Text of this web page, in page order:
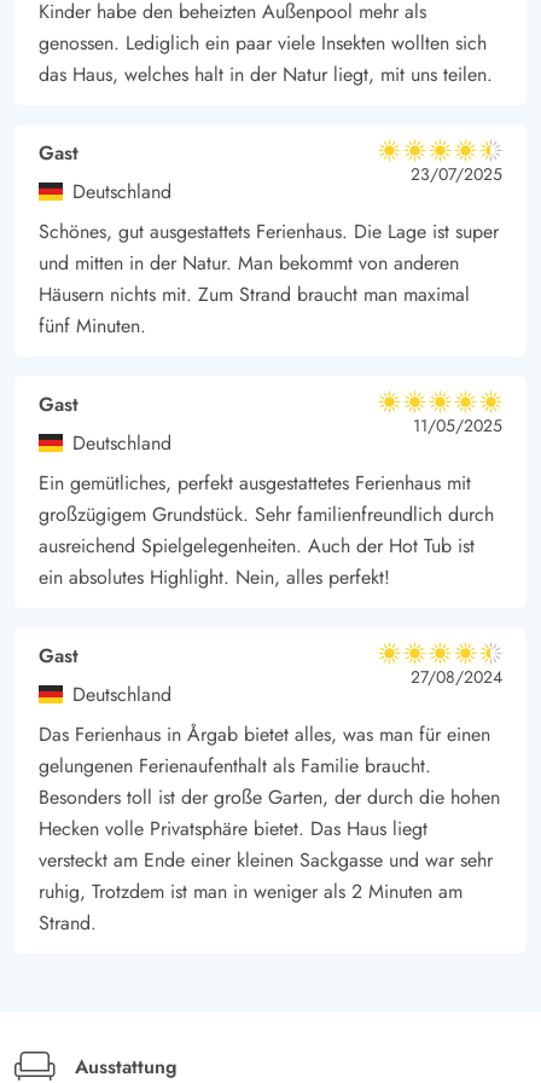
Das Ferienhausgebiet in Årgab liegt auf Holmsland Klit, einer
schmalen Landzunge zwischen der Nordsee und dem
und lebendigem Hafenstädtchen, sind es nur wenige Minuten.
Sei es mit dem Auto, dem Fahrrad oder auch entlang der
Wasserkante zu Fuss.
Euer Ferienhaus in Årgab auf Tingodden 274 liegt nur einen
Steinwurf vom herrlichen Naturstrand entfernt. 300 Meter
trennen euch von den hohen und imposanten Dünen, von
denen ihr einen fantastischen Ausblick sowohl auf das Meer als
Hvide Sande bietet euch eine Vielzahl an guten
Einkaufsmöglichkeiten sowie gemütliche Cafés und
Restaurants. Auch im Hafen gibt es immer etwas zu sehen;
Angler an der Schleuse, Fischer mit ihren Booten und die
neugierigen Seehunde strecken immer mal wieder ihren Kopf
aus den Wellen.
Kinder habe den beheizten Außenpool mehr als
genossen. Lediglich ein paar viele Insekten wollten sich
das Haus, welches halt in der Natur liegt, mit uns teilen.
Gast
Deutschland
4.5 von 5
4.5 von 5
4.5 out of 5
23/07/2025
Schönes, gut ausgestattets Ferienhaus. Die Lage ist super
und mitten in der Natur. Man bekommt von anderen
Häusern nichts mit. Zum Strand braucht man maximal
fünf Minuten.
Gast
Deutschland
5 von 5
5 von 5
5 out of 5
11/05/2025
Ein gemütliches, perfekt ausgestattetes Ferienhaus mit
großzügigem Grundstück. Sehr familienfreundlich durch
ausreichend Spielgelegenheiten. Auch der Hot Tub ist
ein absolutes Highlight. Nein, alles perfekt!
Gast
Deutschland
4.5 von 5
4.5 von 5
4.5 out of 5
27/08/2024
Das Ferienhaus in Årgab bietet alles, was man für einen
gelungenen Ferienaufenthalt als Familie braucht.
Besonders toll ist der große Garten, der durch die hohen
Hecken volle Privatsphäre bietet. Das Haus liegt
versteckt am Ende einer kleinen Sackgasse und war sehr
ruhig, Trotzdem ist man in weniger als 2 Minuten am
Strand.
Ausstattung